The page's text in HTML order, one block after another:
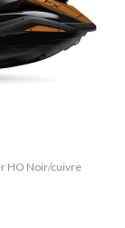
HO Noir/cuivre